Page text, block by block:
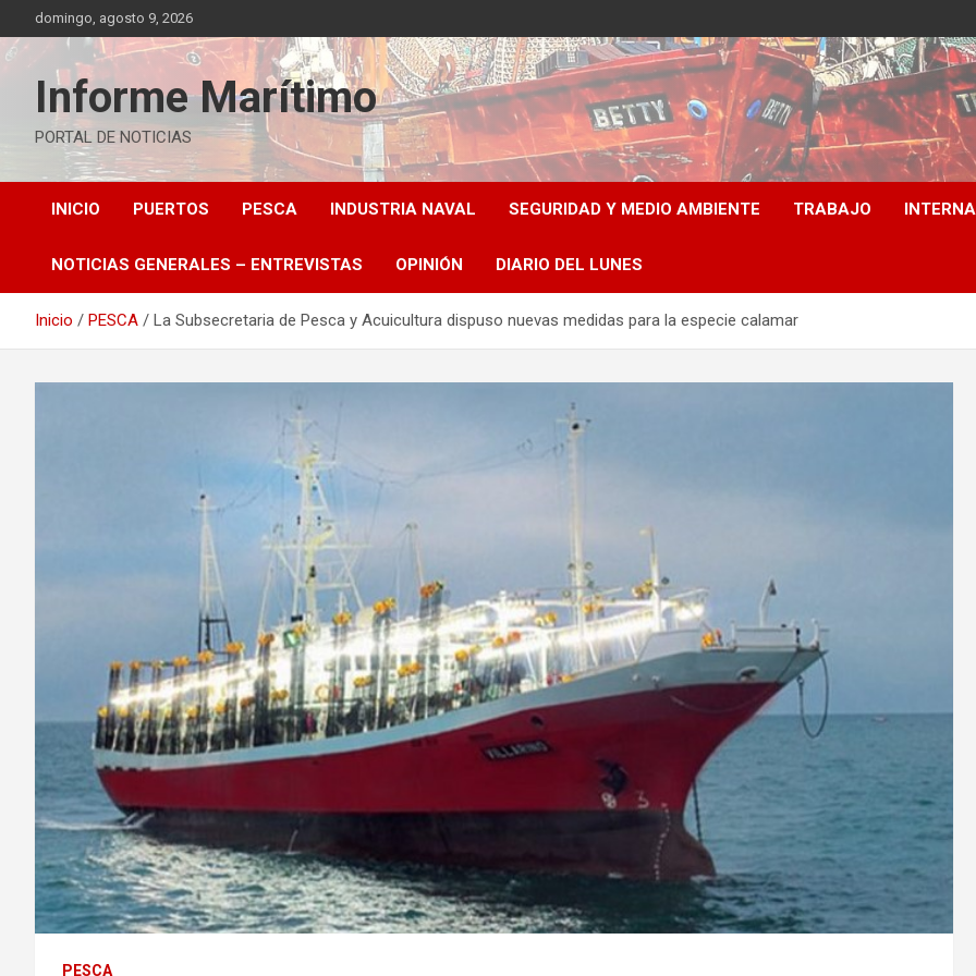
al
contenido
domingo, agosto 9, 2026
Informe Marítimo
PORTAL DE NOTICIAS
INICIO PUERTOS PESCA INDUSTRIA NAVAL SEGURIDAD Y MEDIO AMBIENTE TRABAJO
NOTICIAS GENERALES – ENTREVISTAS OPINIÓN DIARIO DEL LUNES
Inicio PESCA La Subsecretaria de Pesca y Acuicultura dispuso nuevas medidas para la especie calamar
PESCA